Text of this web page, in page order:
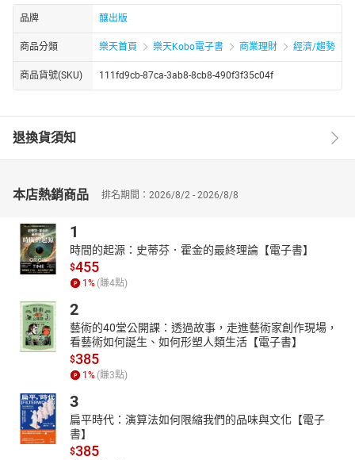
品牌 釀出版
商品分類 樂天首頁 樂天Kobo電子書 商業理財 經濟/趨勢
商品貨號(SKU) 111fd9cb-87ca-3ab8-8cb8-490f3f35c04f
退換貨須知
本店熱銷商品 排名期間：2026/8/2 - 2026/8/8
1
時間的起源：史蒂芬．霍金的最終理論【電子書】
$455
1% (賺4點)
2
藝術的40堂公開課：透過故事，走進藝術家創作現場，
看藝術如何誕生、如何形塑人類生活【電子書】
$385
1% (賺3點)
3
扁平時代：演算法如何限縮我們的品味與文化【電子
書】
$385